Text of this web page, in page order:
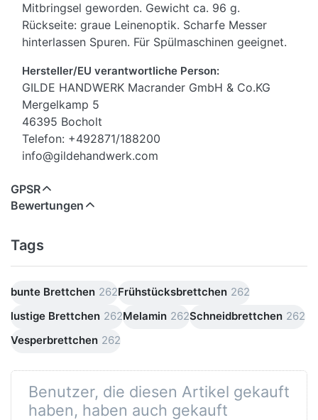
Mitbringsel geworden. Gewicht ca. 96 g.
Rückseite: graue Leinenoptik. Scharfe Messer
hinterlassen Spuren. Für Spülmaschinen geeignet.
Hersteller/EU verantwortliche Person:
GILDE HANDWERK Macrander GmbH & Co.KG
Mergelkamp 5
46395 Bocholt
Telefon: +492871/188200
info@gildehandwerk.com
GPSR
Bewertungen
Tags
bunte Brettchen 262Frühstücksbrettchen 262
lustige Brettchen 262Melamin 262Schneidbrettchen 262
Vesperbrettchen 262
Benutzer, die diesen Artikel gekauft
haben, haben auch gekauft